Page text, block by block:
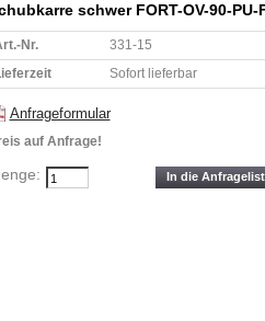
schwer FORT-OV-90-PU-
Nr.
331-15
Sofort lieferbar
Anfrageformular
auf Anfrage!
In die